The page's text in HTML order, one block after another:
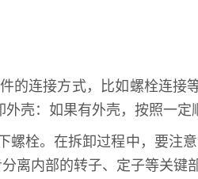
的连接方式，比如螺栓连
壳：如果有外壳，按照一
螺栓。在拆卸过程中，要注
离内部的转子、定子等关键